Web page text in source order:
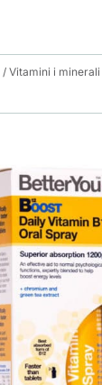
/ Vitamini i minerali